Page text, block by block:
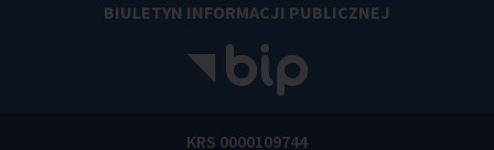
BIULETYN INFORMACJI PUBLICZNEJ
KRS 0000109744